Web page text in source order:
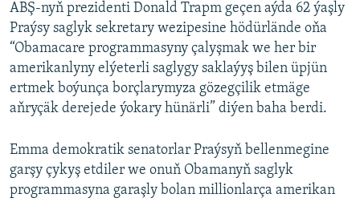
ABŞ-nyň prezidenti Donald Trapm geçen aýda 62 ýaşly
Praýsy saglyk sekretary wezipesine hödürlände oňa
“Obamacare programmasyny çalyşmak we her bir
amerikanlyny elýeterli saglygy saklaýyş bilen üpjün
ertmek boýunça borçlarymyza gözegçilik etmäge
aňryçäk derejede ýokary hünärli” diýen baha berdi.
Emma demokratik senatorlar Praýsyň bellenmegine
garşy çykyş etdiler we onuň Obamanyň saglyk
programmasyna garaşly bolan millionlarça amerikan